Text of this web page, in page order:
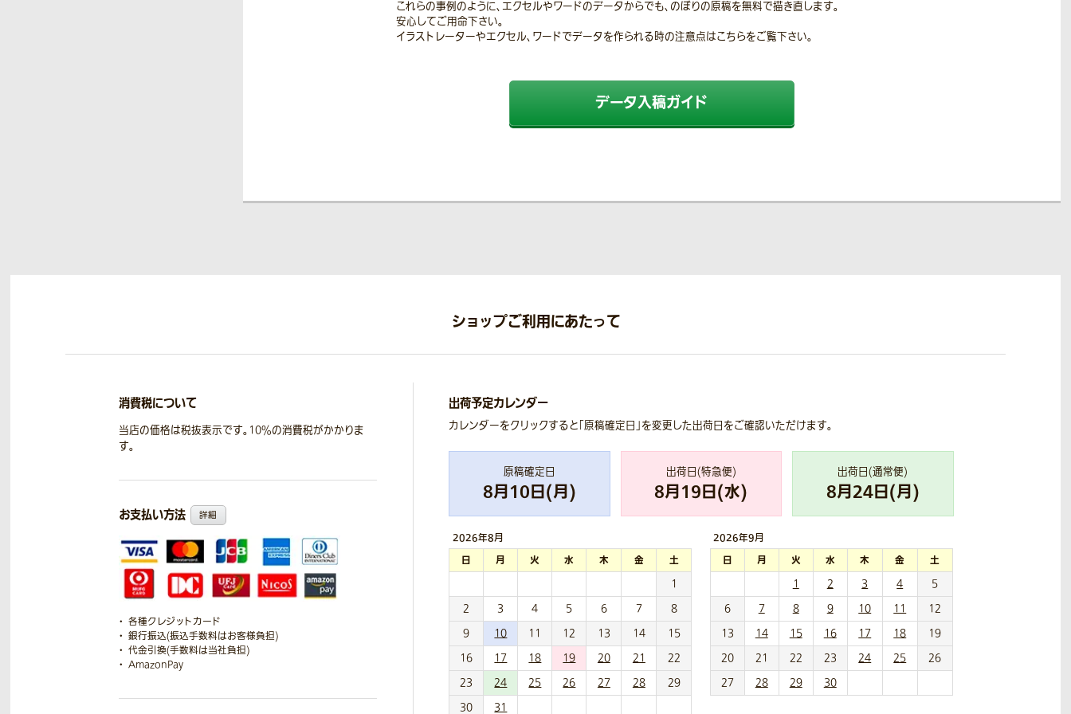
これらの事例のように、エクセルやワードのデータからでも、のぼりの原稿を無料で描き直します。
安心してご用命下さい。
イラストレーターやエクセル、ワードでデータを作られる時の注意点はこちらをご覧下さい。
データ入稿ガイド
ショップご利用にあたって
消費税について
当店の価格は税抜表示です。10％の消費税がかかりま
す。
お支払い方法 詳細
各種クレジットカード
銀行振込(振込手数料はお客様負担)
代金引換(手数料は当社負担)
AmazonPay
出荷予定カレンダー
カレンダーをクリックすると「原稿確定日」を変更した出荷日をご確認いただけます。
原稿確定日
8月10日(月)
出荷日(特急便)
8月19日(水)
出荷日(通常便)
8月24日(月)
2026年8月
日 月 火 水 木 金
土
1
2
3 4 5 6 7
8
9
10 11 12 13 14
15
16
17 18 19 20 21
22
23
24 25 26 27 28
29
30
31
2026年9月
日 月 火 水 木 金
土
1
2 3 4
5
6
7 8 9 10 11
12
13
14 15 16 17 18
19
20
21 22 23 24 25
26
27
28 29 30